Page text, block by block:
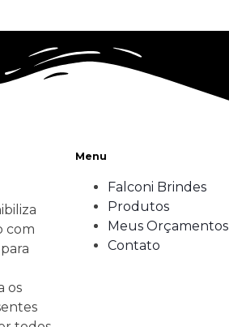
com
os
Menu
Falconi Brindes
Produtos
Meus Orçamentos
Contato